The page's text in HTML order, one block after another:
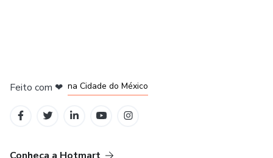
Feito com ❤ na Cidade do México